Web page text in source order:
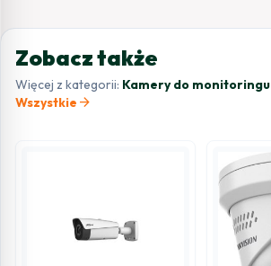
Zobacz także
Więcej z kategorii: Kamery do monitoringu
Wszystkie arrow_forward